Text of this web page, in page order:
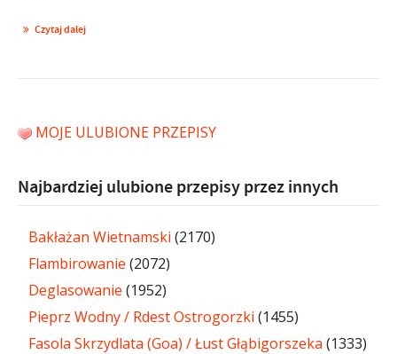
Czytaj dalej
MOJE ULUBIONE PRZEPISY
Najbardziej ulubione przepisy przez innych
Bakłażan Wietnamski (2170)
Flambirowanie (2072)
Deglasowanie (1952)
Pieprz Wodny / Rdest Ostrogorzki (1455)
Fasola Skrzydlata (Goa) / Łust Głąbigorszeka (1333)